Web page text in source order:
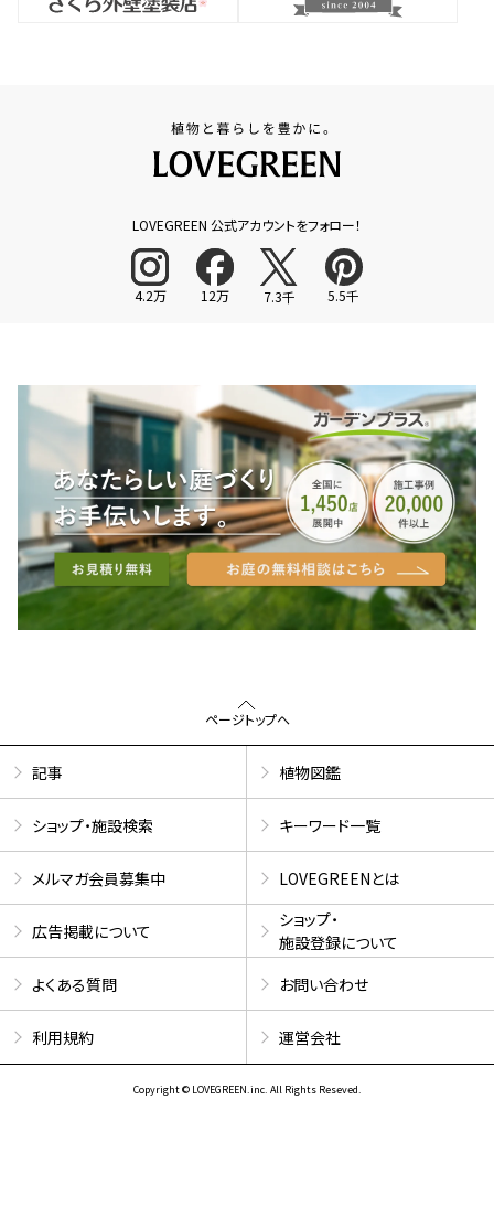
LOVEGREEN 公式アカウントをフォロー！
4.2万 12万 7.3千 5.5千
ページトップへ
記事 植物図鑑
ショップ・施設検索 キーワード一覧
メルマガ会員募集中 LOVEGREENとは
広告掲載について
ショップ・
施設登録について
よくある質問
お問い合わせ
利用規約 運営会社
Copyright © LOVEGREEN.inc. All Rights Reseved.